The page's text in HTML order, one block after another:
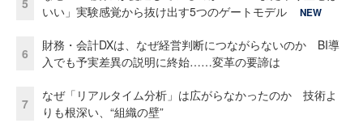
いい」実験感覚から抜け出す5つのゲートモデル
NEW
6
財務・会計DXは、なぜ経営判断につながらないのか BI導
入でも予実差異の説明に終始……変革の要諦は
7
なぜ「リアルタイム分析」は広がらなかったのか 技術よ
りも根深い、“組織の壁”